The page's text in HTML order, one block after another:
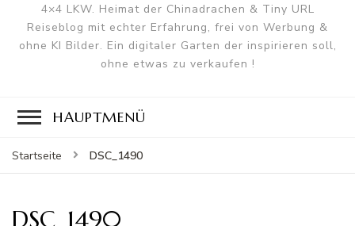
4×4 LKW. Heimat der Chinadrachen & Tiny URL
Reiseblog mit echter Erfahrung, frei von Werbung &
ohne KI Bilder. Ein digitaler Garten der inspirieren soll,
ohne etwas zu verkaufen !
HAUPTMENÜ
Startseite DSC_1490
DSC_1490